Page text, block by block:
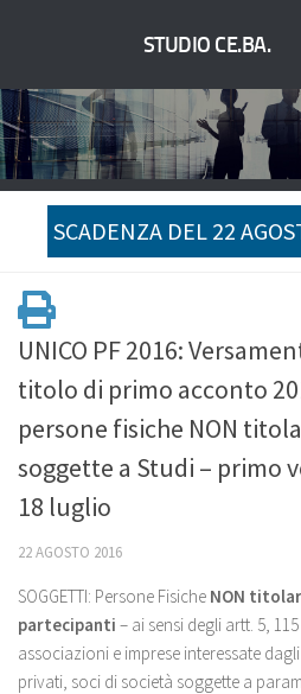
STUDIO CE.BA.
SCADENZA DEL 22
UNICO PF 2016:
titolo di primo acconto
persone fisiche NON
soggette a Studi – primo
18 luglio
22 AGOSTO 2016
SOGGETTI: Persone Fisiche NON
partecipanti – ai sensi degli artt. 5,
associazioni e imprese interessate
privati, soci di società soggette a